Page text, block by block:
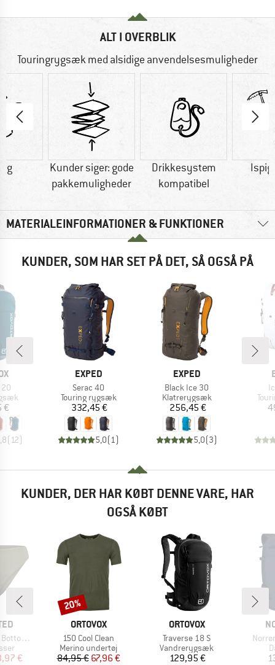
ALT I OVERBLIK
Touringrygsæk med alsidige anvendelsesmuligheder
g
Kunder siger: gode
pakkemuligheder
Drikkesystem
kompatibel
MATERIALEINFORMATIONER & FUNKTIONER
KUNDER, SOM HAR SET PÅ DET, SÅ OGSÅ PÅ
20
€
( 12)
MÆRKE
EXPED
Artikel
Serac 40
Produktgruppe
Touring rygsæk
Pris
332,45 €
5,0( 1)
MÆRKE
EXPED
Artikel
Black Ice 30
Produktgruppe
Klatrerygsæk
Pris
256,45 €
5,0(3)
KUNDER, DER HAR KØBT DENNE VARE, HAR
OGSÅ KØBT
Sanda
pris
€
MÆRKE
ORTOVOX
Artikel
150 Cool Clean
Produktgruppe
Merino undertøj
Pris
84,95 €Nedsat pris
67,96 €
Rabat
20%
MÆRKE
ORTOVOX
Artikel
Traverse 18 S
Produktgruppe
Vandrerygsæk
Pris
129,95 €
Artikel